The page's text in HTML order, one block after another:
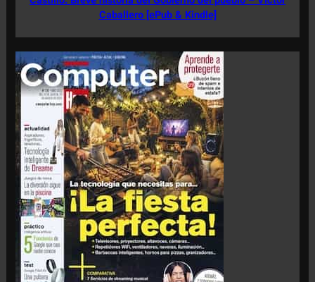
Caballero [ePub & Kindle]